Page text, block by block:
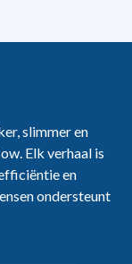
slimmer en
Elk verhaal is
en
ondersteunt